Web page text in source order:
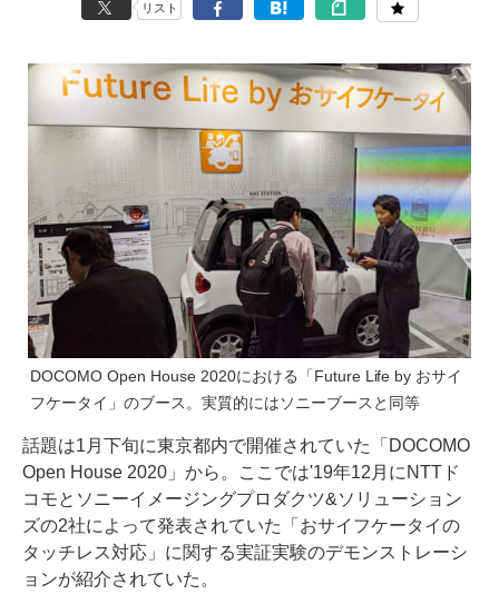
リスト
DOCOMO Open House 2020における「Future Life by おサイ
フケータイ」のブース。実質的にはソニーブースと同等
話題は1月下旬に東京都内で開催されていた「DOCOMO
Open House 2020」から。ここでは'19年12月にNTTド
コモとソニーイメージングプロダクツ&ソリューション
ズの2社によって発表されていた「おサイフケータイの
タッチレス対応」に関する実証実験のデモンストレーシ
ョンが紹介されていた。